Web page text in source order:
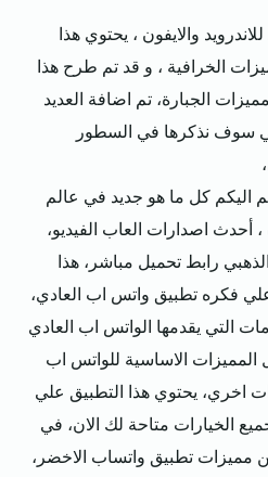
تطبيق واتس اب بلس 2022 للاندرويد والايفون ، يحتوي هذا
الخرافية ، و قد تم طرح هذا
الجبارة، تم اضافة العديد
سوف نذكرها في السطور
اليكم كل ما هو جديد في عالم
، أحدث اصدارات العاب الفيديو،
رابط تحميل مباشر، هذا
فكره تطبيق واتس اب العادي،
التي يقدمها الواتس اب العادي
المميزات الاساسية للواتس اب
اخري، يحتوي هذا التطبيق علي
الخيارات متاحة لك الان، في
مميزات تطبيق واتساب الاخضر،